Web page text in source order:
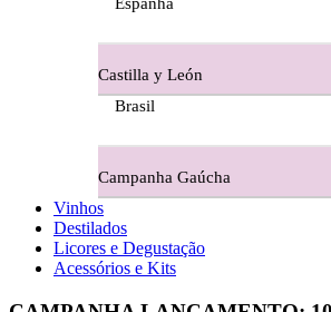
Herdade da Lisboa Alentejo
Herdade Do Freixo - Alentejo
Herdade do Moinho Branco -
Espanha
Castilla y León
Brasil
Campanha Gaúcha
Vinhos
Destilados
Licores e Degustação
Acessórios e Kits